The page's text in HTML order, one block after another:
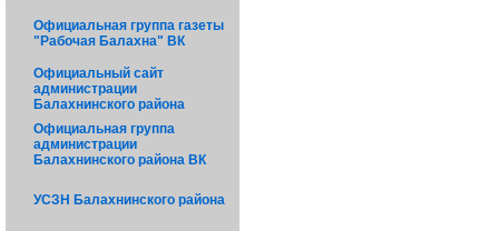
Официальная группа газеты
"Рабочая Балахна" ВК
Официальный сайт
администрации
Балахнинского района
Официальная группа
администрации
Балахнинского района ВК
УСЗН Балахнинского района